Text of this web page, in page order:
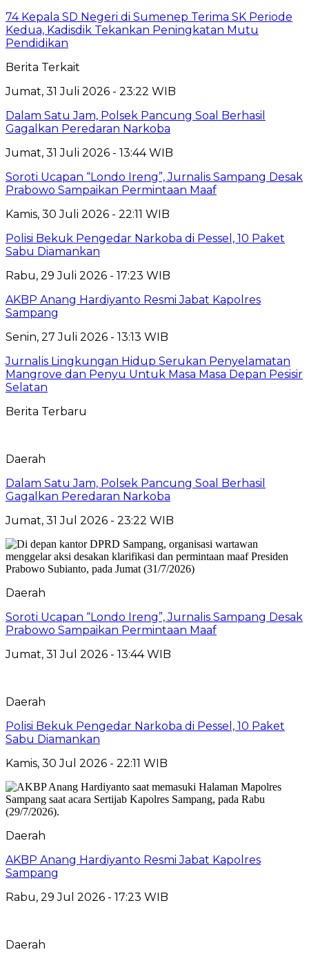
74 Kepala SD Negeri di Sumenep Terima SK Periode
Kedua, Kadisdik Tekankan Peningkatan Mutu
Pendidikan
Berita Terkait
Jumat, 31 Juli 2026 - 23:22 WIB
Dalam Satu Jam, Polsek Pancung Soal Berhasil
Gagalkan Peredaran Narkoba
Jumat, 31 Juli 2026 - 13:44 WIB
Soroti Ucapan “Londo Ireng”, Jurnalis Sampang Desak
Prabowo Sampaikan Permintaan Maaf
Kamis, 30 Juli 2026 - 22:11 WIB
Polisi Bekuk Pengedar Narkoba di Pessel, 10 Paket
Sabu Diamankan
Rabu, 29 Juli 2026 - 17:23 WIB
AKBP Anang Hardiyanto Resmi Jabat Kapolres
Sampang
Senin, 27 Juli 2026 - 13:13 WIB
Jurnalis Lingkungan Hidup Serukan Penyelamatan
Mangrove dan Penyu Untuk Masa Masa Depan Pesisir
Selatan
Berita Terbaru
Daerah
Dalam Satu Jam, Polsek Pancung Soal Berhasil
Gagalkan Peredaran Narkoba
Jumat, 31 Jul 2026 - 23:22 WIB
Daerah
Soroti Ucapan “Londo Ireng”, Jurnalis Sampang Desak
Prabowo Sampaikan Permintaan Maaf
Jumat, 31 Jul 2026 - 13:44 WIB
Daerah
Polisi Bekuk Pengedar Narkoba di Pessel, 10 Paket
Sabu Diamankan
Kamis, 30 Jul 2026 - 22:11 WIB
Daerah
AKBP Anang Hardiyanto Resmi Jabat Kapolres
Sampang
Rabu, 29 Jul 2026 - 17:23 WIB
Daerah